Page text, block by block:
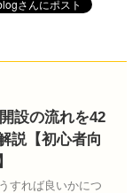
設の流れを42
説【初心者向
すれば良いかにつ